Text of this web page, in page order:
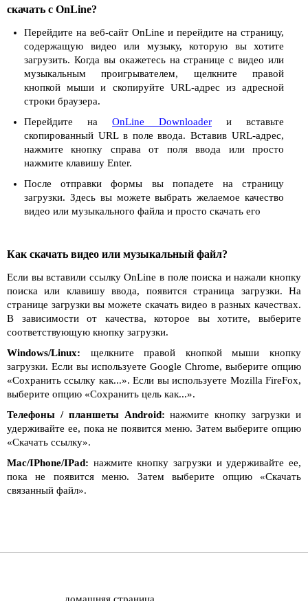
скачать с OnLine?
Перейдите на веб-сайт OnLine и перейдите на страницу,
содержащую видео или музыку, которую вы хотите
загрузить. Когда вы окажетесь на странице с видео или
музыкальным проигрывателем, щелкните правой
кнопкой мыши и скопируйте URL-адрес из адресной
строки браузера.
Перейдите на OnLine Downloader и вставьте
скопированный URL в поле ввода. Вставив URL-адрес,
нажмите кнопку справа от поля ввода или просто
нажмите клавишу Enter.
После отправки формы вы попадете на страницу
загрузки. Здесь вы можете выбрать желаемое качество
видео или музыкального файла и просто скачать его
Как скачать видео или музыкальный файл?
Если вы вставили ссылку OnLine в поле поиска и нажали кнопку
поиска или клавишу ввода, появится страница загрузки. На
странице загрузки вы можете скачать видео в разных качествах.
В зависимости от качества, которое вы хотите, выберите
соответствующую кнопку загрузки.
Windows/Linux: щелкните правой кнопкой мыши кнопку
загрузки. Если вы используете Google Chrome, выберите опцию
«Сохранить ссылку как...». Если вы используете Mozilla FireFox,
выберите опцию «Сохранить цель как...».
Телефоны / планшеты Android: нажмите кнопку загрузки и
удерживайте ее, пока не появится меню. Затем выберите опцию
«Скачать ссылку».
Mac/IPhone/IPad: нажмите кнопку загрузки и удерживайте ее,
пока не появится меню. Затем выберите опцию «Скачать
связанный файл».